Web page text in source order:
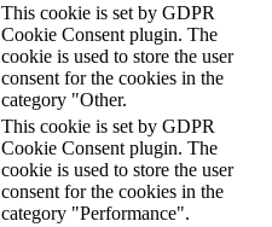
This cookie is set by GDPR
Cookie Consent plugin. The
cookie is used to store the user
consent for the cookies in the
category "Other.
This cookie is set by GDPR
Cookie Consent plugin. The
cookie is used to store the user
consent for the cookies in the
category "Performance".